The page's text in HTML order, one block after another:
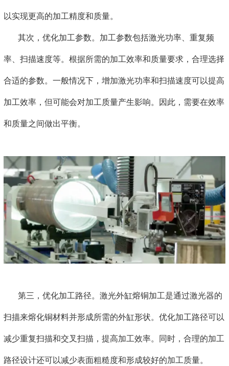
以实现更高的加工精度和质量。
其次，优化加工参数。加工参数包括激光功率、重复频
率、扫描速度等。根据所需的加工效率和质量要求，合理选择
合适的参数。一般情况下，增加激光功率和扫描速度可以提高
加工效率，但可能会对加工质量产生影响。因此，需要在效率
和质量之间做出平衡。
第三，优化加工路径。激光外缸熔铜加工是通过激光器的
扫描来熔化铜材料并形成所需的外缸形状。优化加工路径可以
减少重复扫描和交叉扫描，提高加工效率。同时，合理的加工
路径设计还可以减少表面粗糙度和形成较好的加工质量。